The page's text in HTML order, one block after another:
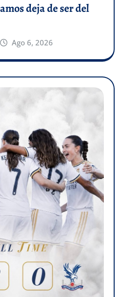
deja de ser del
Ago 6, 2026